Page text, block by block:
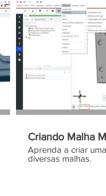
Criando Malha
Aprenda a criar
diversas malhas.